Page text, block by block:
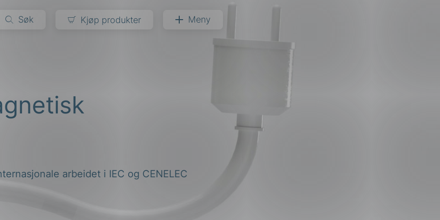
Søk Kjøp produkter Meny
arbeidet i IEC og CENELEC